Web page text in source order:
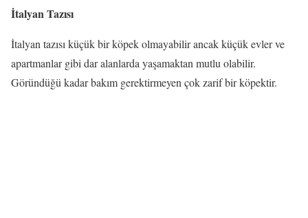
İtalyan Tazısı
İtalyan tazısı küçük bir köpek olmayabilir ancak küçük evler ve
apartmanlar gibi dar alanlarda yaşamaktan mutlu olabilir.
Göründüğü kadar bakım gerektirmeyen çok zarif bir köpektir.